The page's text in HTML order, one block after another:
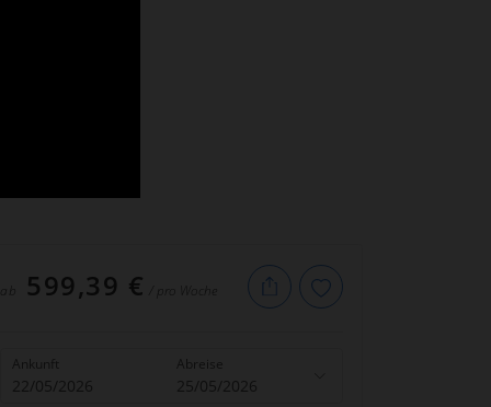
ab 599,39 €
Ankunft
22/05/2026
Abreise
25/05/2026